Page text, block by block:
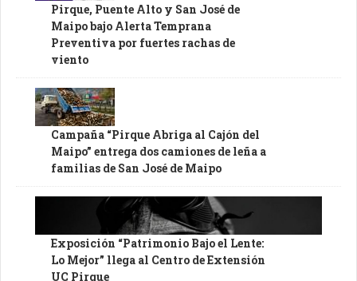
Pirque, Puente Alto y San José de
Maipo bajo Alerta Temprana
Preventiva por fuertes rachas de
viento
Campaña “Pirque Abriga al Cajón del
Maipo” entrega dos camiones de leña a
familias de San José de Maipo
Exposición “Patrimonio Bajo el Lente:
Lo Mejor” llega al Centro de Extensión
UC Pirque